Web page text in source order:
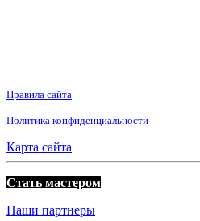
Правила сайта
Политика конфиденциальности
Карта сайта
Стать мастером
Наши партнеры